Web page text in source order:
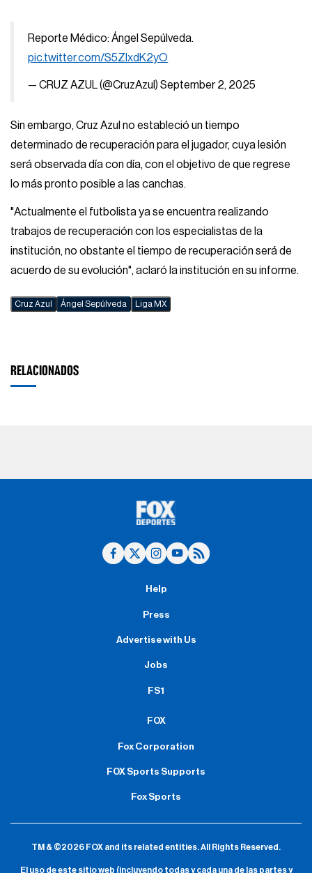
Reporte Médico: Ángel Sepúlveda.
pic.twitter.com/S5ZIxdK2yO
— CRUZ AZUL (@CruzAzul)September 2, 2025
Sin embargo, Cruz Azul no estableció un tiempo
determinado de recuperación para el jugador, cuya lesión
será observada día con día, con el objetivo de que regrese
lo más pronto posible a las canchas.
"Actualmente el futbolista ya se encuentra realizando
trabajos de recuperación con los especialistas de la
institución, no obstante el tiempo de recuperación será de
acuerdo de su evolución", aclaró la institución en su informe.
Cruz Azul Ángel Sepúlveda Liga MX
RELACIONADOS
Help
Press
Advertise with Us
Jobs
FS1
FOX
Fox Corporation
FOX Sports Supports
Fox Sports
TM & ©2026 FOX and its related entities.All Rights Reserved.
El uso de este sitio web (incluyendo todas y cada una de las partes y